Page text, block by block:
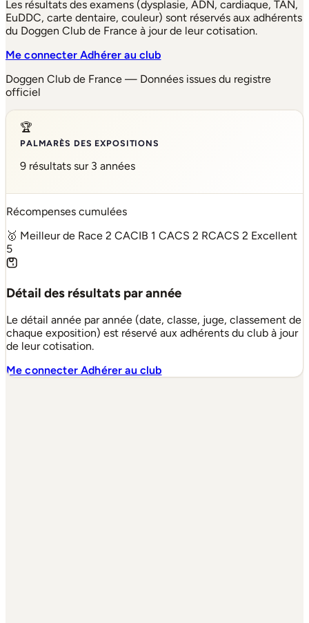
Les résultats des examens (dysplasie, ADN, cardiaque, TAN,
EuDDC, carte dentaire, couleur) sont réservés aux adhérents
du Doggen Club de France à jour de leur cotisation.
Me connecterAdhérer au club
Doggen Club de France — Données issues du registre
officiel
🏆
PALMARÈS DES EXPOSITIONS
9 résultats sur 3 années
Récompenses cumulées
🥇 Meilleur de Race 2 CACIB 1 CACS 2 RCACS 2 Excellent
5
Détail des résultats par année
Le détail année par année (date, classe, juge, classement de
chaque exposition) est réservé aux adhérents du club à jour
de leur cotisation.
Me connecterAdhérer au club